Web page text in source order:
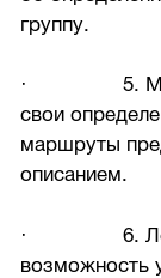
группу.
· 5.
свои
маршруты
описанием.
· 6. Лента
возможность